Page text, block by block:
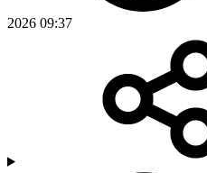
2026 09:37